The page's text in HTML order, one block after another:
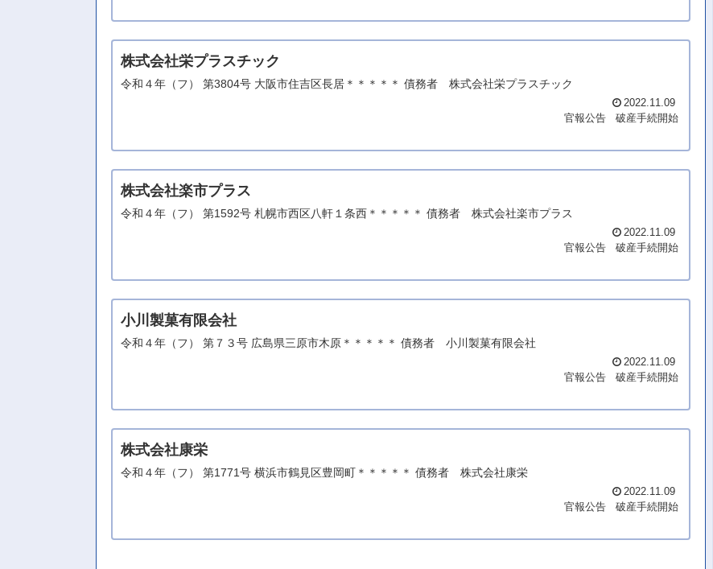
株式会社栄プラスチック
令和４年（フ） 第3804号 大阪市住吉区長居＊＊＊＊＊ 債務者 株式会社栄プラスチック
2022.11.09
官報公告
破産手続開始
株式会社楽市プラス
令和４年（フ） 第1592号 札幌市西区八軒１条西＊＊＊＊＊ 債務者 株式会社楽市プラス
2022.11.09
官報公告
破産手続開始
小川製菓有限会社
令和４年（フ） 第７３号 広島県三原市木原＊＊＊＊＊ 債務者 小川製菓有限会社
2022.11.09
官報公告
破産手続開始
株式会社康栄
令和４年（フ） 第1771号 横浜市鶴見区豊岡町＊＊＊＊＊ 債務者 株式会社康栄
2022.11.09
官報公告
破産手続開始